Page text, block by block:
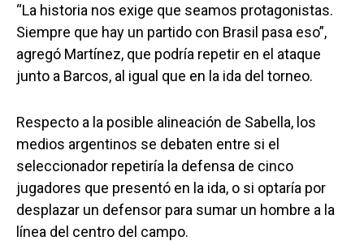
“La historia nos exige que seamos protagonistas.
Siempre que hay un partido con Brasil pasa eso”,
agregó Martínez, que podría repetir en el ataque
junto a Barcos, al igual que en la ida del torneo.
Respecto a la posible alineación de Sabella, los
medios argentinos se debaten entre si el
seleccionador repetiría la defensa de cinco
jugadores que presentó en la ida, o si optaría por
desplazar un defensor para sumar un hombre a la
línea del centro del campo.